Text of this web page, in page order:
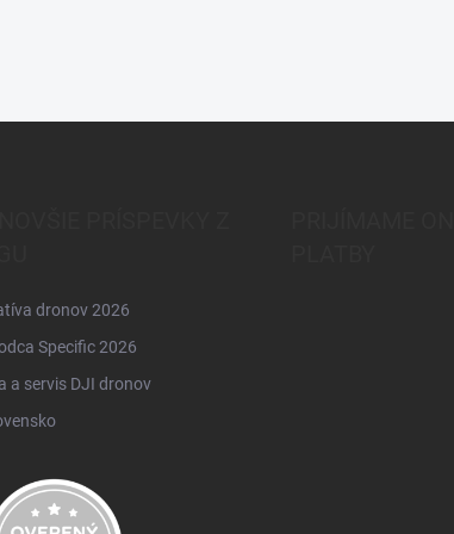
dronov 2026
Specific 2026
a servis DJI dronov